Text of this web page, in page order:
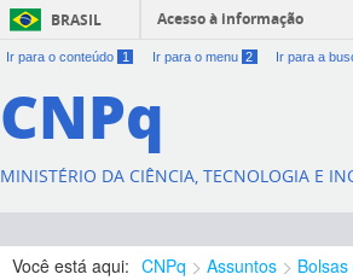
BRASIL Acesso à informação
Ir para o conteúdo 1 Ir para o menu 2 Ir para a
CNPq
MINISTÉRIO DA CIÊNCIA, TECNOLOGIA E
Você está aqui: CNPq Assuntos